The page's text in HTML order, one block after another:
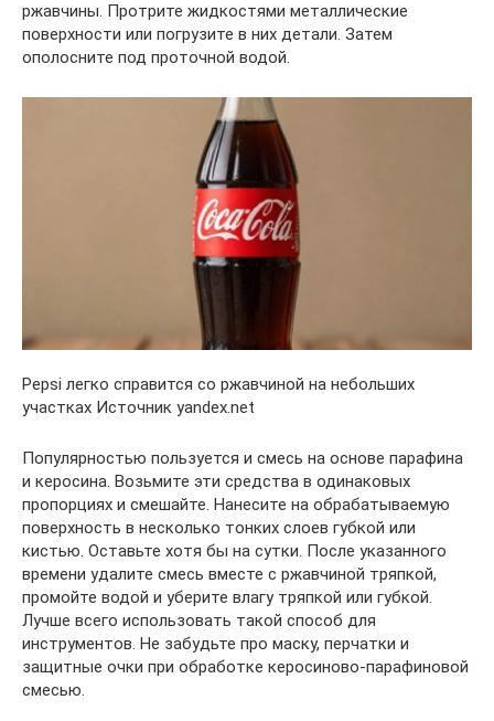
ржавчины. Протрите жидкостями металлические
поверхности или погрузите в них детали. Затем
ополосните под проточной водой.
Pepsi легко справится со ржавчиной на небольших
участках Источник yandex.net
Популярностью пользуется и смесь на основе парафина
и керосина. Возьмите эти средства в одинаковых
пропорциях и смешайте. Нанесите на обрабатываемую
поверхность в несколько тонких слоев губкой или
кистью. Оставьте хотя бы на сутки. После указанного
времени удалите смесь вместе с ржавчиной тряпкой,
промойте водой и уберите влагу тряпкой или губкой.
Лучше всего использовать такой способ для
инструментов. Не забудьте про маску, перчатки и
защитные очки при обработке керосиново-парафиновой
смесью.